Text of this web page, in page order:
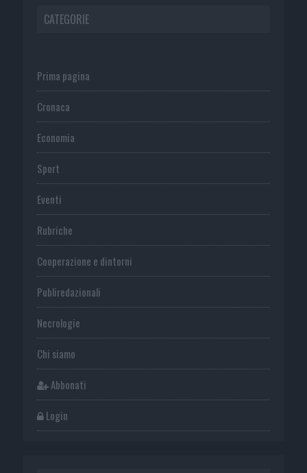
CATEGORIE
Prima pagina
Cronaca
Economia
Sport
Eventi
Rubriche
Cooperazione e dintorni
Publiredazionali
Necrologie
Chi siamo
Abbonati
Login